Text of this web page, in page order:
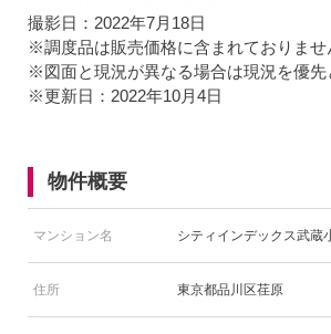
撮影日：2022年7月18日
※調度品は販売価格に含まれておりませ
※図面と現況が異なる場合は現況を優先
※更新日：2022年10月4日
物件概要
マンション名 シティインデックス武蔵
住所 東京都品川区荏原